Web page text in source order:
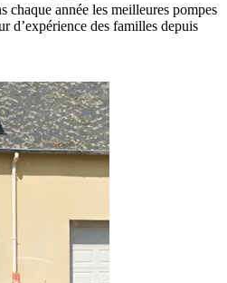
chaque année les meilleures pompes
d’expérience des familles depuis